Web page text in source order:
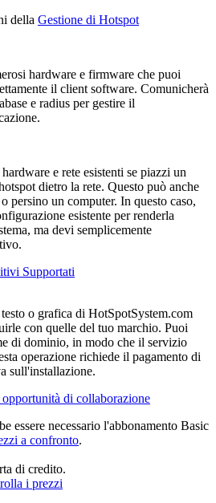
della Gestione di Hotspot
hardware e firmware che puoi
il client software. Comunicherà
e radius per gestire il
e rete esistenti se piazzi un
dietro la rete. Questo può anche
persino un computer. In questo caso,
esistente per renderla
ma devi semplicemente
Supportati
o grafica di HotSpotSystem.com
con quelle del tuo marchio. Puoi
di dominio, in modo che il servizio
operazione richiede il pagamento di
sull'installazione.
di collaborazione
essere necessario l'abbonamento Basic
a confronto.
di credito.
i prezzi